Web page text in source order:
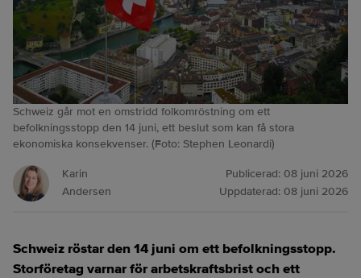
Schweiz går mot en omstridd folkomröstning om ett
befolkningsstopp den 14 juni, ett beslut som kan få stora
ekonomiska konsekvenser. (Foto: Stephen Leonardi)
Karin
Andersen
Publicerad: 08 juni 2026
Uppdaterad: 08 juni 2026
Schweiz röstar den 14 juni om ett befolkningsstopp.
Storföretag varnar för arbetskraftsbrist och ett